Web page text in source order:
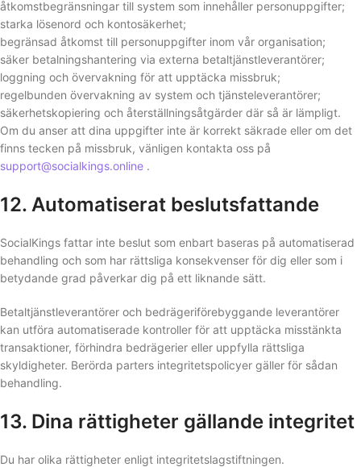
åtkomstbegränsningar till system som innehåller personuppgifter;
starka lösenord och kontosäkerhet;
begränsad åtkomst till personuppgifter inom vår organisation;
säker betalningshantering via externa betaltjänstleverantörer;
loggning och övervakning för att upptäcka missbruk;
regelbunden övervakning av system och tjänsteleverantörer;
säkerhetskopiering och återställningsåtgärder där så är lämpligt.
Om du anser att dina uppgifter inte är korrekt säkrade eller om det
finns tecken på missbruk, vänligen kontakta oss på
support@socialkings.online .
12. Automatiserat beslutsfattande
SocialKings fattar inte beslut som enbart baseras på automatiserad
behandling och som har rättsliga konsekvenser för dig eller som i
betydande grad påverkar dig på ett liknande sätt.
Betaltjänstleverantörer och bedrägeriförebyggande leverantörer
kan utföra automatiserade kontroller för att upptäcka misstänkta
transaktioner, förhindra bedrägerier eller uppfylla rättsliga
skyldigheter. Berörda parters integritetspolicyer gäller för sådan
behandling.
13. Dina rättigheter gällande integritet
Du har olika rättigheter enligt integritetslagstiftningen.